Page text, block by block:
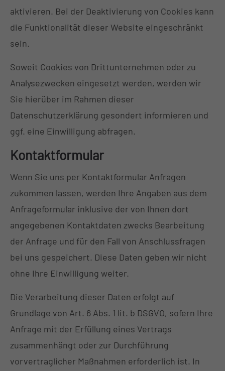
aktivieren. Bei der Deaktivierung von Cookies kann
die Funktionalität dieser Website eingeschränkt
sein.
Soweit Cookies von Drittunternehmen oder zu
Analysezwecken eingesetzt werden, werden wir
Sie hierüber im Rahmen dieser
Datenschutzerklärung gesondert informieren und
ggf. eine Einwilligung abfragen.
Kontaktformular
Wenn Sie uns per Kontaktformular Anfragen
zukommen lassen, werden Ihre Angaben aus dem
Anfrageformular inklusive der von Ihnen dort
angegebenen Kontaktdaten zwecks Bearbeitung
der Anfrage und für den Fall von Anschlussfragen
bei uns gespeichert. Diese Daten geben wir nicht
ohne Ihre Einwilligung weiter.
Die Verarbeitung dieser Daten erfolgt auf
Grundlage von Art. 6 Abs. 1 lit. b DSGVO, sofern Ihre
Anfrage mit der Erfüllung eines Vertrags
zusammenhängt oder zur Durchführung
vorvertraglicher Maßnahmen erforderlich ist. In